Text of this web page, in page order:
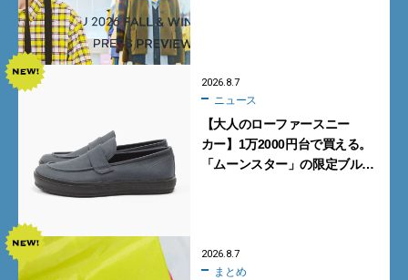
2026.8.7
ニュース
【大人のローファースニー
カー】1万2000円台で買える。
「ムーンスター」の限定ブルー
2026.8.7
まとめ